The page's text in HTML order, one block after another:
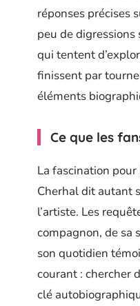
réponses précises
peu de digressions
qui tentent
finissent par
éléments
Ce que les
La fascination
Cherhal dit autant
l’artiste. Les
compagnon, de sa
son quotidien
courant : chercher
clé